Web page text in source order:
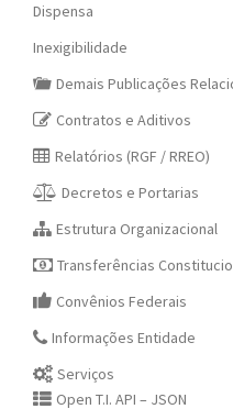
Dispensa
Inexigibilidade
Demais Publicações
Contratos e Aditivos
Relatórios (RGF / RREO)
Decretos e Portarias
Estrutura Organizacional
Transferências
Convênios Federais
Informações Entidade
Serviços
Open T.I. API – JSON